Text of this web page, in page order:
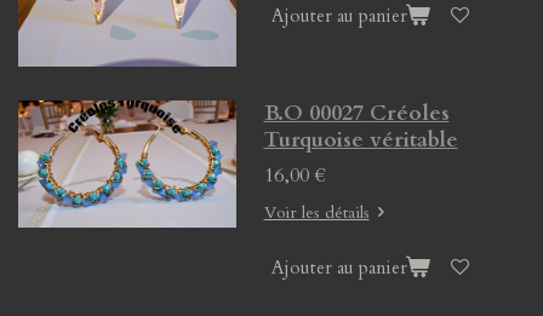
Ajouter au panier
B.O 00027 Créoles
Turquoise véritable
16,00 €
Voir les détails
Ajouter au panier